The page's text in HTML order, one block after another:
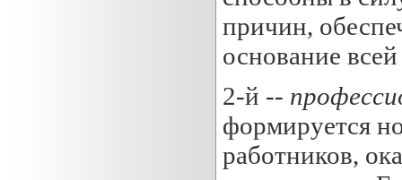
причин,
основание
2-й --
формируется
работников,